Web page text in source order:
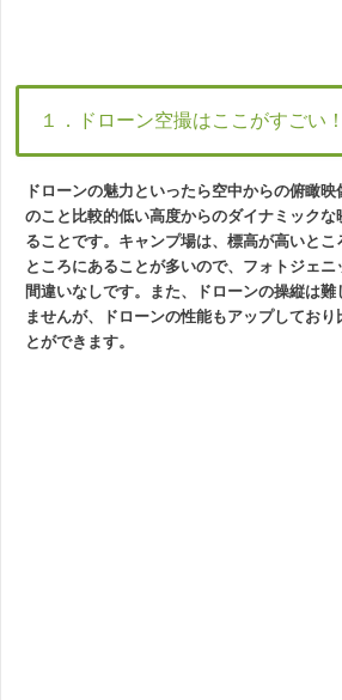
１．ドローン空撮はここがすごい！
ドローンの魅力といったら空中からの俯瞰
のこと比較的低い高度からのダイナミックな
ることです。キャンプ場は、標高が高いと
ところにあることが多いので、フォトジェニ
間違いなしです。また、ドローンの操縦は
ませんが、ドローンの性能もアップしており
とができます。